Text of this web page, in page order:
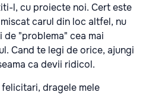
l, cu proiecte noi. Cert este
carul din loc altfel, nu
de "problema" cea mai
Cand te legi de orice, ajungi
ca devii ridicol.
dragele mele